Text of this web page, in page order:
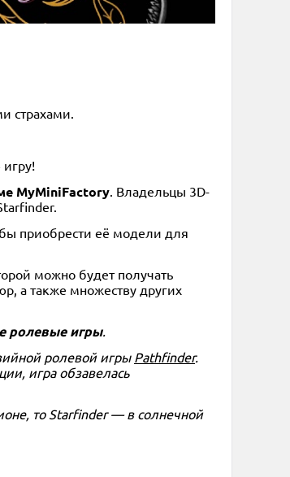
страхами.
MyMiniFactory . Владельцы 3D-
приобрести её модели для
можно будет получать
а также множеству других
ролевые игры.
ролевой игры Pathfinder.
игра обзавелась
то Starfinder — в солнечной